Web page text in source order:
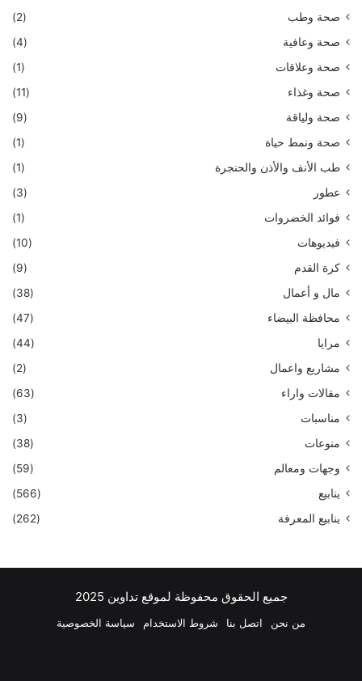
صحة وطب
(2)
صحة وعافية
(4)
صحة وعلاقات
(1)
صحة وغذاء
(11)
صحة ولياقة
(9)
صحة ونمط حياة
(1)
طب الأنف والأذن والحنجرة
(1)
عطور
(3)
فوائد الخضروات
(1)
فيديوهات
(10)
كرة القدم
(9)
مال و أعمال
(38)
محافظة البيضاء
(47)
مرايا
(44)
مشاريع واعمال
(2)
مقالات واراء
(63)
مناسبات
(3)
منوعات
(38)
وجهات ومعالم
(59)
ينابيع
(566)
ينابيع المعرفة
(262)
جميع الحقوق محفوظة لموقع تداوين 2025
من نحن اتصل بنا شروط الاستخدام سياسة الخصوصية